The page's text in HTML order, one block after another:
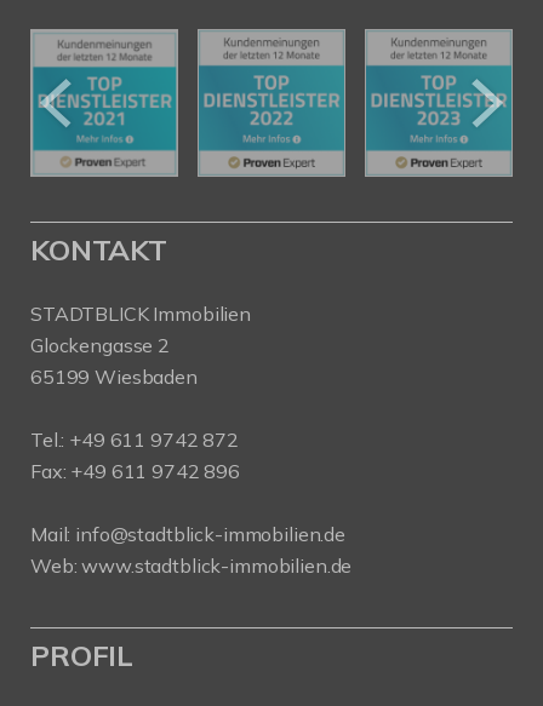
KONTAKT
STADTBLICK Immobilien
Glockengasse 2
65199 Wiesbaden
Tel.: +49 611 9742 872
Fax: +49 611 9742 896
Mail: info@stadtblick-immobilien.de
Web:www.stadtblick-immobilien.de
PROFIL